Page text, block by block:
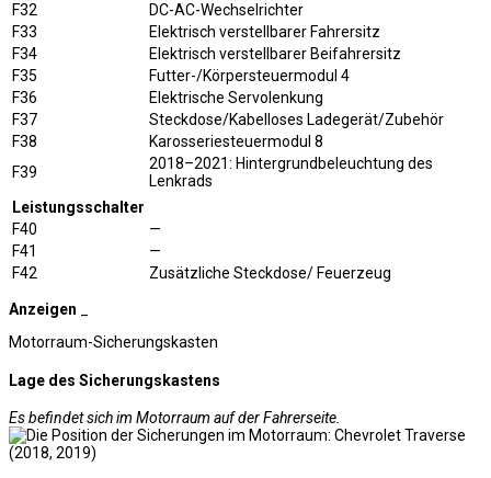
F32
DC-AC-Wechselrichter
F33
Elektrisch verstellbarer Fahrersitz
F34
Elektrisch verstellbarer Beifahrersitz
F35
Futter-/Körpersteuermodul 4
F36
Elektrische Servolenkung
F37
Steckdose/Kabelloses Ladegerät/Zubehör
F38
Karosseriesteuermodul 8
F39
2018–2021: Hintergrundbeleuchtung des
Lenkrads
Leistungsschalter
F40
—
F41
—
F42
Zusätzliche Steckdose/ Feuerzeug
Anzeigen
Motorraum-Sicherungskasten
Lage des Sicherungskastens
Es befindet sich im Motorraum auf der Fahrerseite.